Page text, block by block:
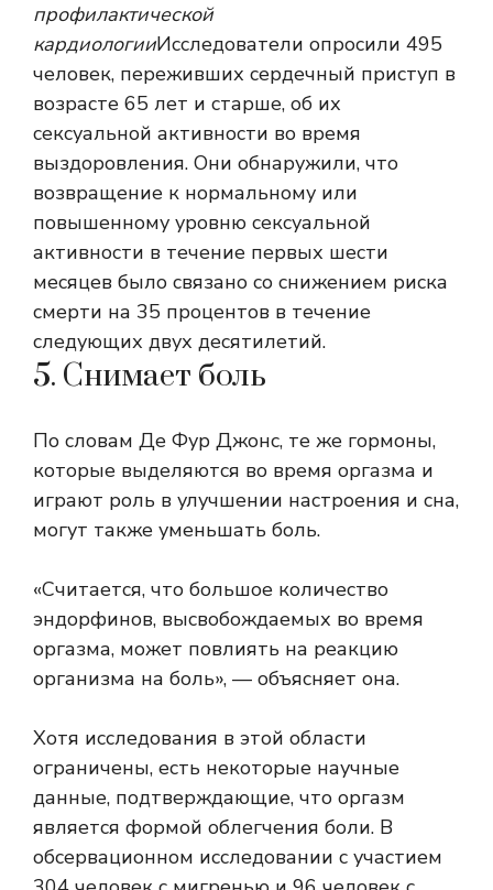
профилактической
кардиологииИсследователи опросили 495
человек, переживших сердечный приступ в
возрасте 65 лет и старше, об их
сексуальной активности во время
выздоровления. Они обнаружили, что
возвращение к нормальному или
повышенному уровню сексуальной
активности в течение первых шести
месяцев было связано со снижением риска
смерти на 35 процентов в течение
следующих двух десятилетий.
5. Снимает боль
По словам Де Фур Джонс, те же гормоны,
которые выделяются во время оргазма и
играют роль в улучшении настроения и сна,
могут также уменьшать боль.
«Считается, что большое количество
эндорфинов, высвобождаемых во время
оргазма, может повлиять на реакцию
организма на боль», — объясняет она.
Хотя исследования в этой области
ограничены, есть некоторые научные
данные, подтверждающие, что оргазм
является формой облегчения боли. В
обсервационном исследовании с участием